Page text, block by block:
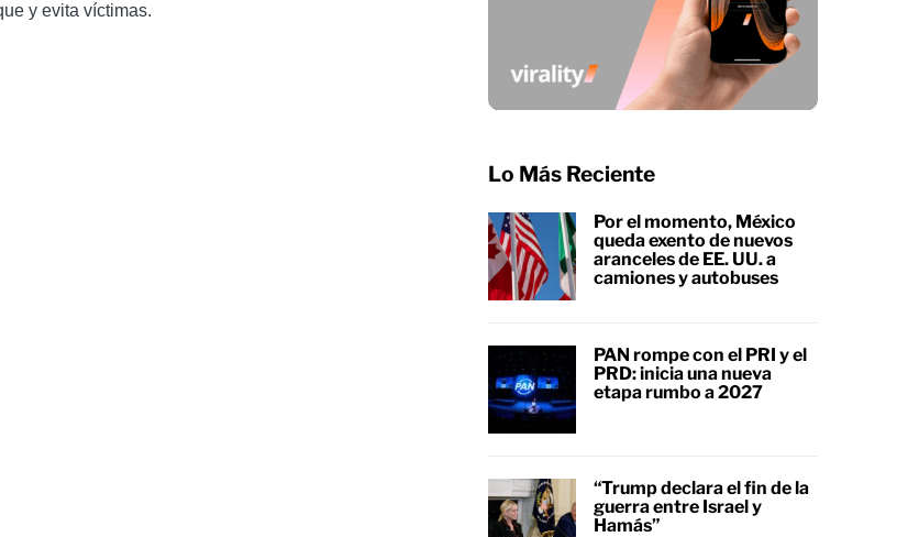
y evita víctimas.
Lo Más Reciente
Por el momento, México
queda exento de nuevos
aranceles de EE. UU. a
camiones y autobuses
PAN rompe con el PRI y el
PRD: inicia una nueva
etapa rumbo a 2027
“Trump declara el fin de la
guerra entre Israel y
Hamás”